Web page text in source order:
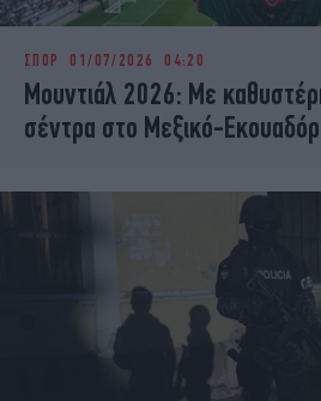
ΣΠΟΡ 01/07/2026 04:20
Μουντιάλ 2026: Με
σέντρα στο Μεξικό-Εκουαδόρ